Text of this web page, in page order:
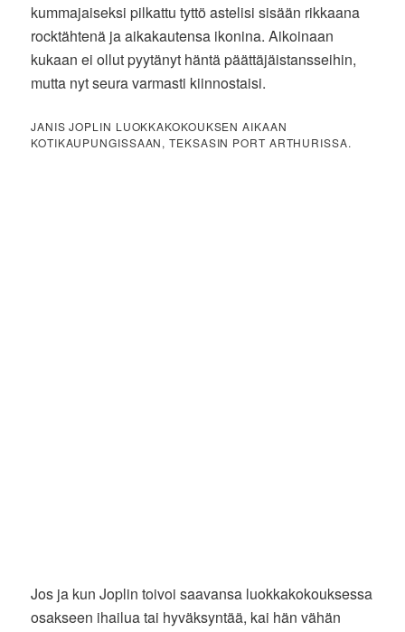
kummajaiseksi pilkattu tyttö astelisi sisään rikkaana
rocktähtenä ja aikakautensa ikonina. Aikoinaan
kukaan ei ollut pyytänyt häntä päättäjäistansseihin,
mutta nyt seura varmasti kiinnostaisi.
JANIS JOPLIN LUOKKAKOKOUKSEN AIKAAN
KOTIKAUPUNGISSAAN, TEKSASIN PORT ARTHURISSA.
Jos ja kun Joplin toivoi saavansa luokkakokouksessa
osakseen ihailua tai hyväksyntää, kai hän vähän